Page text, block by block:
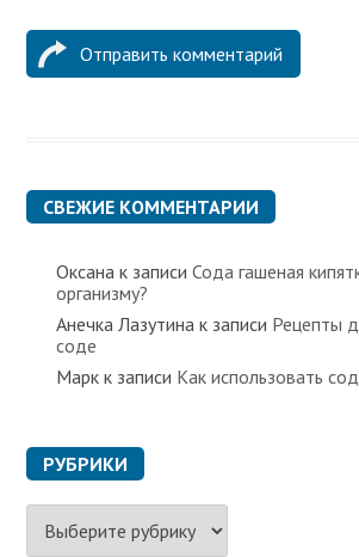
СВЕЖИЕ КОММЕНТАРИИ
Оксана к записиСода гашеная
организму?
Анечка Лазутина к записи Рецепты
соде
Марк к записи Как использовать
РУБРИКИ